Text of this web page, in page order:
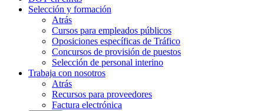
Selección y formación
Atrás
Cursos para empleados públicos
Oposiciones específicas de Tráfico
Concursos de provisión de puestos
Selección de personal interino
Trabaja con nosotros
Atrás
Recursos para proveedores
Factura electrónica